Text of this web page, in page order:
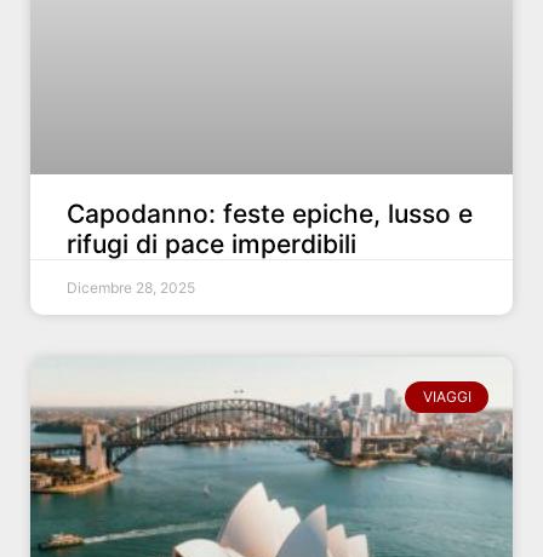
Capodanno: feste epiche, lusso e
rifugi di pace imperdibili
Dicembre 28, 2025
VIAGGI